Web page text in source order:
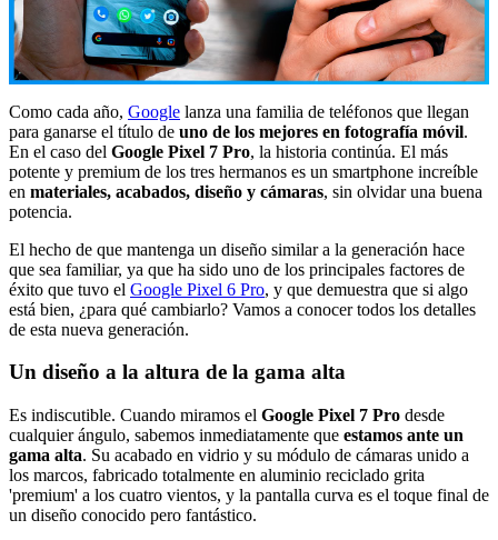
Como cada año, Google lanza una familia de teléfonos que llegan
para ganarse el título de uno de los mejores en fotografía móvil.
En el caso del Google Pixel 7 Pro, la historia continúa. El más
potente y premium de los tres hermanos es un smartphone increíble
en materiales, acabados, diseño y cámaras, sin olvidar una buena
potencia.
El hecho de que mantenga un diseño similar a la generación hace
que sea familiar, ya que ha sido uno de los principales factores de
éxito que tuvo el Google Pixel 6 Pro, y que demuestra que si algo
está bien, ¿para qué cambiarlo? Vamos a conocer todos los detalles
de esta nueva generación.
Un diseño a la altura de la gama alta
Es indiscutible. Cuando miramos el Google Pixel 7 Pro desde
cualquier ángulo, sabemos inmediatamente que estamos ante un
gama alta. Su acabado en vidrio y su módulo de cámaras unido a
los marcos, fabricado totalmente en aluminio reciclado grita
'premium' a los cuatro vientos, y la pantalla curva es el toque final de
un diseño conocido pero fantástico.